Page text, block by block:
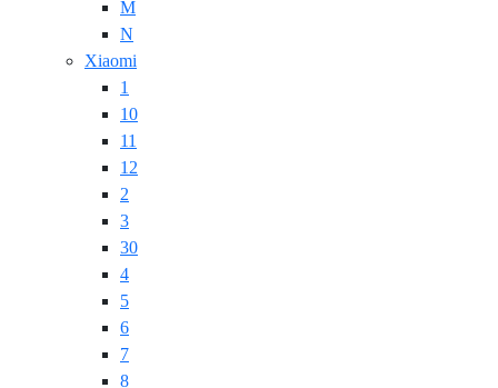
M
N
Xiaomi
1
10
11
12
2
3
30
4
5
6
7
8